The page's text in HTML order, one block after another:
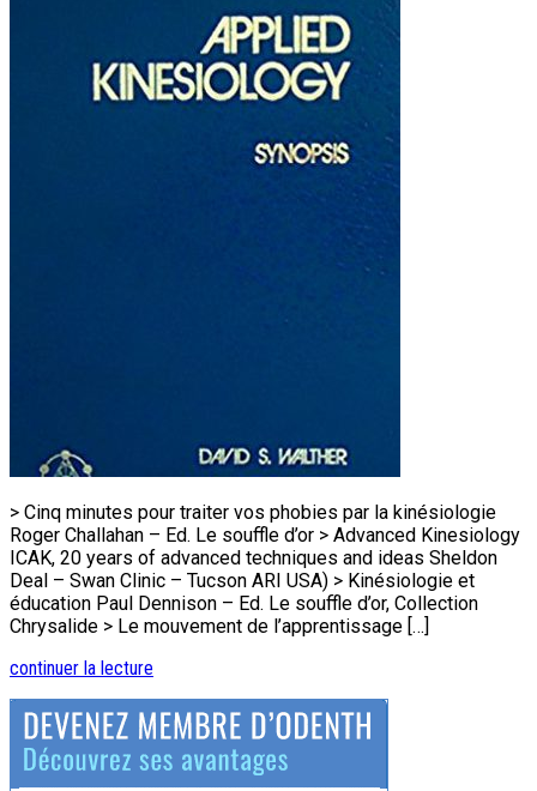
> Cinq minutes pour traiter vos phobies par la kinésiologie
Roger Challahan – Ed. Le souffle d’or > Advanced Kinesiology
ICAK, 20 years of advanced techniques and ideas Sheldon
Deal – Swan Clinic – Tucson ARI USA) > Kinésiologie et
éducation Paul Dennison – Ed. Le souffle d’or, Collection
Chrysalide > Le mouvement de l’apprentissage […]
continuer la lecture